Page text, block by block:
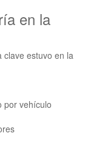
en la
clave estuvo en la
por vehículo